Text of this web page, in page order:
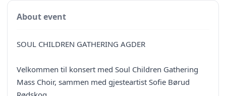
About event
SOUL CHILDREN GATHERING AGDER
Velkommen til konsert med Soul Children Gathering
Mass Choir, sammen med gjesteartist Sofie Børud